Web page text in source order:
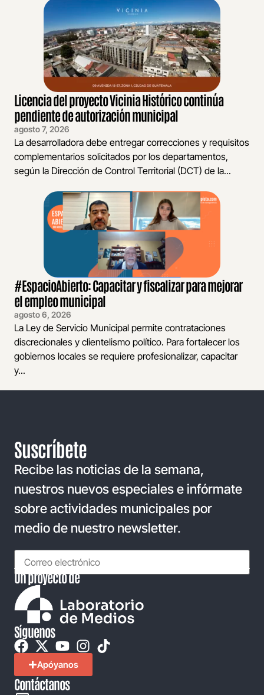
Licencia del proyecto Vicinia Histórico continúa
pendiente de autorización municipal
agosto 7, 2026
La desarrolladora debe entregar correcciones y requisitos
complementarios solicitados por los departamentos,
según la Dirección de Control Territorial (DCT) de la...
#EspacioAbierto: Capacitar y fiscalizar para mejorar
el empleo municipal
agosto 6, 2026
La Ley de Servicio Municipal permite contrataciones
discrecionales y clientelismo político. Para fortalecer los
gobiernos locales se requiere profesionalizar, capacitar
y...
Suscríbete
Recibe las noticias de la semana,
nuestros nuevos especiales e infórmate
sobre actividades municipales por
medio de nuestro newsletter.
Un proyecto de
Síguenos
Apóyanos
Contáctanos